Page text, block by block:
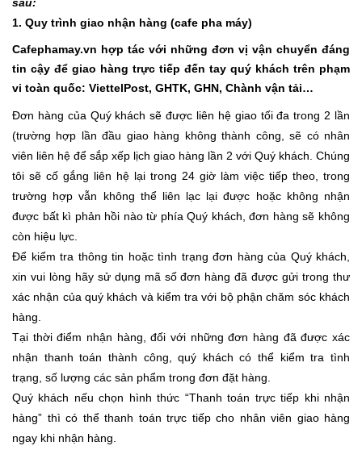
1. Quy trình giao nhận hàng (cafe pha máy)
Cafephamay.vn hợp tác với những đơn vị vận chuyển đáng
tin cậy để giao hàng trực tiếp đến tay quý khách trên phạm
vi toàn quốc: ViettelPost, GHTK, GHN, Chành vận tải…
Đơn hàng của Quý khách sẽ được liên hệ giao tối đa trong 2 lần
(trường hợp lần đầu giao hàng không thành công, sẽ có nhân
viên liên hệ để sắp xếp lịch giao hàng lần 2 với Quý khách. Chúng
tôi sẽ cố gắng liên hệ lại trong 24 giờ làm việc tiếp theo, trong
trường hợp vẫn không thể liên lạc lại được hoặc không nhận
được bất kì phản hồi nào từ phía Quý khách, đơn hàng sẽ không
còn hiệu lực.
Để kiểm tra thông tin hoặc tình trạng đơn hàng của Quý khách,
xin vui lòng hãy sử dụng mã số đơn hàng đã được gửi trong thư
xác nhận của quý khách và kiểm tra với bộ phận chăm sóc khách
hàng.
Tại thời điểm nhận hàng, đối với những đơn hàng đã được xác
nhận thanh toán thành công, quý khách có thể kiểm tra tình
trạng, số lượng các sản phẩm trong đơn đặt hàng.
Quý khách nếu chọn hình thức “Thanh toán trực tiếp khi nhận
hàng” thì có thể thanh toán trực tiếp cho nhân viên giao hàng
ngay khi nhận hàng.